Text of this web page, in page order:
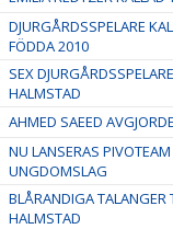
DJURGÅRDSSPELARE
FÖDDA 2010
SEX
HALMSTAD
AHMED SAEED
NU LANSERAS
UNGDOMSLAG
BLÅRANDIGA TALANGER
HALMSTAD